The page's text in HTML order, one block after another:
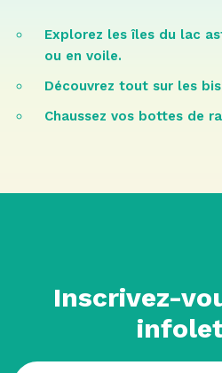
Explorez les îles du lac
ou en voile.
Découvrez tout sur les
Chaussez vos bottes de
Inscrivez-